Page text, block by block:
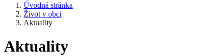
Úvodná stránka
Život v obci
Aktuality
Aktuality